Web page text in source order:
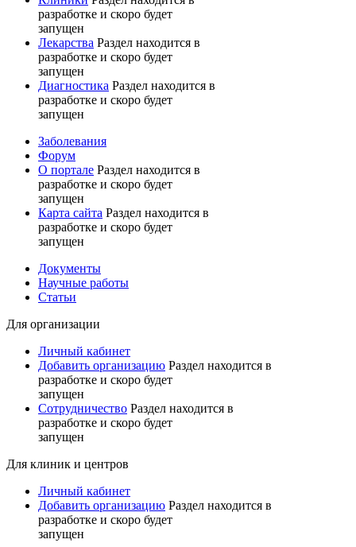
разработке и скоро будет
запущен
Лекарства Раздел находится в
разработке и скоро будет
запущен
Диагностика Раздел находится в
разработке и скоро будет
запущен
Заболевания
Форум
О портале Раздел находится в
разработке и скоро будет
запущен
Карта сайта Раздел находится в
разработке и скоро будет
запущен
Документы
Научные работы
Статьи
Для организации
Личный кабинет
Добавить организацию Раздел находится в
разработке и скоро будет
запущен
Сотрудничество Раздел находится в
разработке и скоро будет
запущен
Для клиник и центров
Личный кабинет
Добавить организацию Раздел находится в
разработке и скоро будет
запущен